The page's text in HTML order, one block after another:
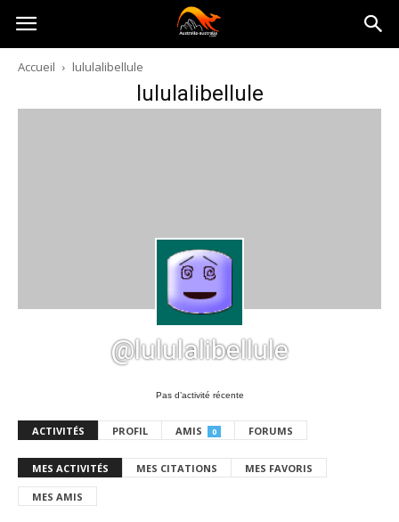
Australia-
australie.com
Accueil lululalibellule
lululalibellule
@lululalibellule
Pas d’activité récente
ACTIVITÉS PROFIL AMIS 0 FORUMS
MES ACTIVITÉS MES CITATIONS MES FAVORIS
MES AMIS